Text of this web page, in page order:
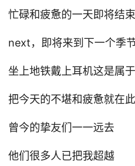
忙碌和疲惫的一天即将结束
next，即将来到下一个季
坐上地铁戴上耳机这是属
把今天的不堪和疲惫就在
曾今的挚友们一一远去
他们很多人已把我超越